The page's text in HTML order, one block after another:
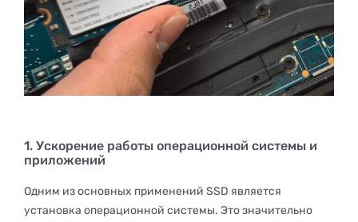
1. Ускорение работы операционной системы и
приложений
Одним из основных применений SSD является
установка операционной системы. Это значительно